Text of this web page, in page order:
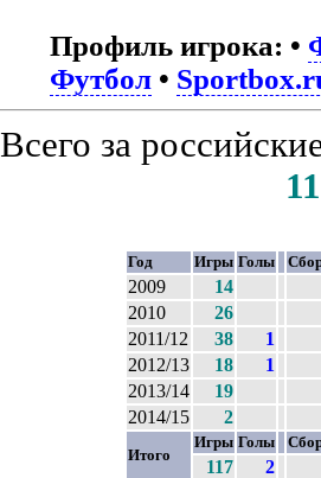
Профиль игрока: •
Футбол •
Всего за
Год Игры Голы
2009
14
2010
26
2011/12
38
1
2012/13
18
1
2013/14
19
2014/15
2
Итого
Игры Голы
117 2